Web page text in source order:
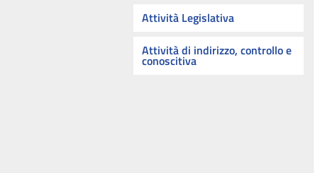
Attività Legislativa
Attività di indirizzo, controllo e
conoscitiva